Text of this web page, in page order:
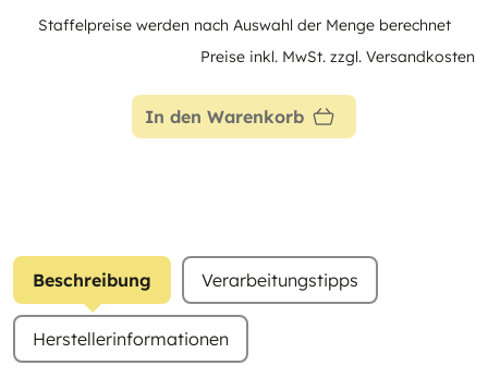
Staffelpreise werden nach Auswahl der Menge berechnet
Preise inkl. MwSt. zzgl. Versandkosten
In den Warenkorb
Beschreibung Verarbeitungstipps
Herstellerinformationen